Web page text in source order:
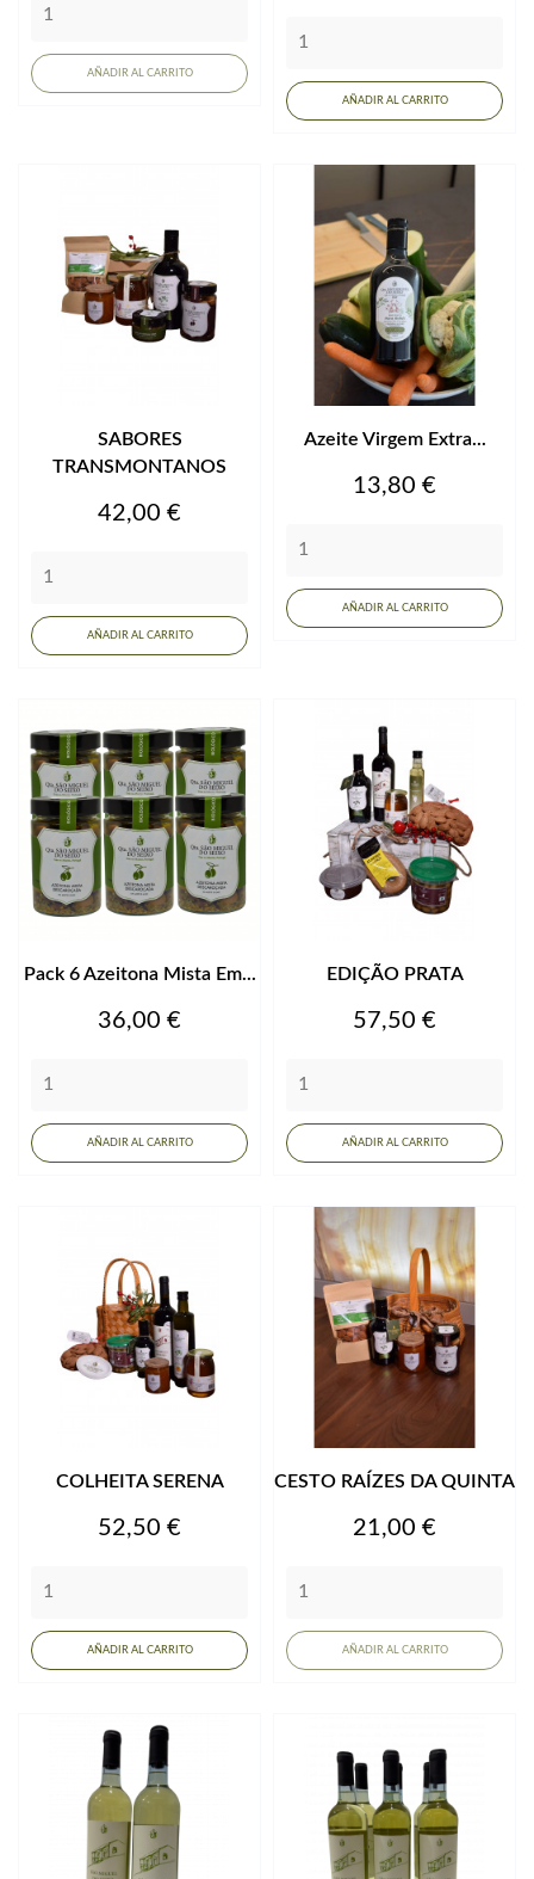
AÑADIR AL CARRITO
AÑADIR AL CARRITO
SABORES
TRANSMONTANOS
Precio
42,00 €
AÑADIR AL CARRITO
Azeite Virgem Extra...
Precio
13,80 €
AÑADIR AL CARRITO
Pack 6 Azeitona Mista Em...
Precio
36,00 €
AÑADIR AL CARRITO
EDIÇÃO PRATA
Precio
57,50 €
AÑADIR AL CARRITO
COLHEITA SERENA
Precio
52,50 €
AÑADIR AL CARRITO
CESTO RAÍZES DA QUINTA
Precio
21,00 €
AÑADIR AL CARRITO